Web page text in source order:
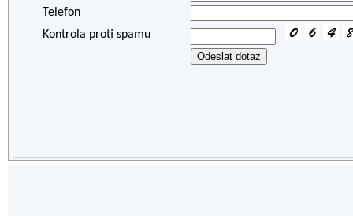
Telefon
Kontrola proti spamu